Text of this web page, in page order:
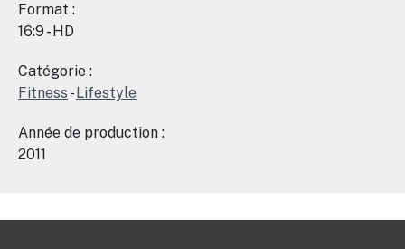
Format :
16:9 - HD
Catégorie :
Fitness -Lifestyle
Année de production :
2011